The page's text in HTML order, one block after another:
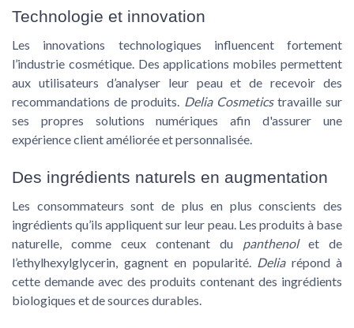
Technologie et innovation
Les innovations technologiques influencent fortement
l’industrie cosmétique. Des applications mobiles permettent
aux utilisateurs d’analyser leur peau et de recevoir des
recommandations de produits. Delia Cosmeticstravaille sur
ses propres solutions numériques afin d'assurer une
expérience client améliorée et personnalisée.
Des ingrédients naturels en augmentation
Les consommateurs sont de plus en plus conscients des
ingrédients qu’ils appliquent sur leur peau. Les produits à base
naturelle, comme ceux contenant du panthenolet de
l’ethylhexylglycerin, gagnent en popularité. Deliarépond à
cette demande avec des produits contenant des ingrédients
biologiques et de sources durables.